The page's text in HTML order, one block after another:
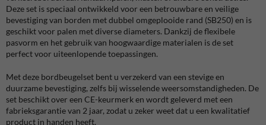
Deze set is speciaal ontwikkeld voor een betrouwbare en veilige
bevestiging van borden met dubbel omgeplooide rand (SB250) en is
geschikt voor palen met diverse diameters. Dankzij de flexibele
pasvorm en het gebruik van hoogwaardige materialen is de set
perfect voor uiteenlopende toepassingen.
Met deze bordbeugelset bent u verzekerd van een stevige en
duurzame bevestiging, zelfs bij wisselende weersomstandigheden. De
set beschikt over een CE-keurmerk en wordt geleverd met een
fabrieksgarantie van 2 jaar, zodat u zeker weet dat u een kwalitatief
product in handen heeft.